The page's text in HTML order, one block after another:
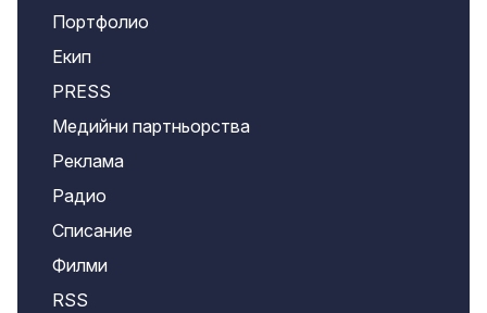
Портфолио
Екип
PRESS
Медийни партньорства
Реклама
Радио
Списание
Филми
RSS